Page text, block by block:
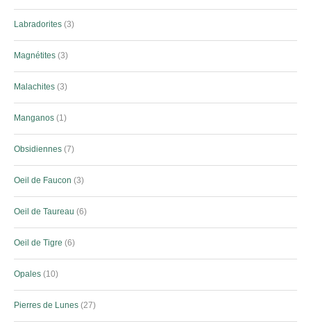
Labradorites 3
Magnétites 3
Malachites 3
Manganos 1
Obsidiennes 7
Oeil de Faucon 3
Oeil de Taureau 6
Oeil de Tigre 6
Opales 10
Pierres de Lunes 27